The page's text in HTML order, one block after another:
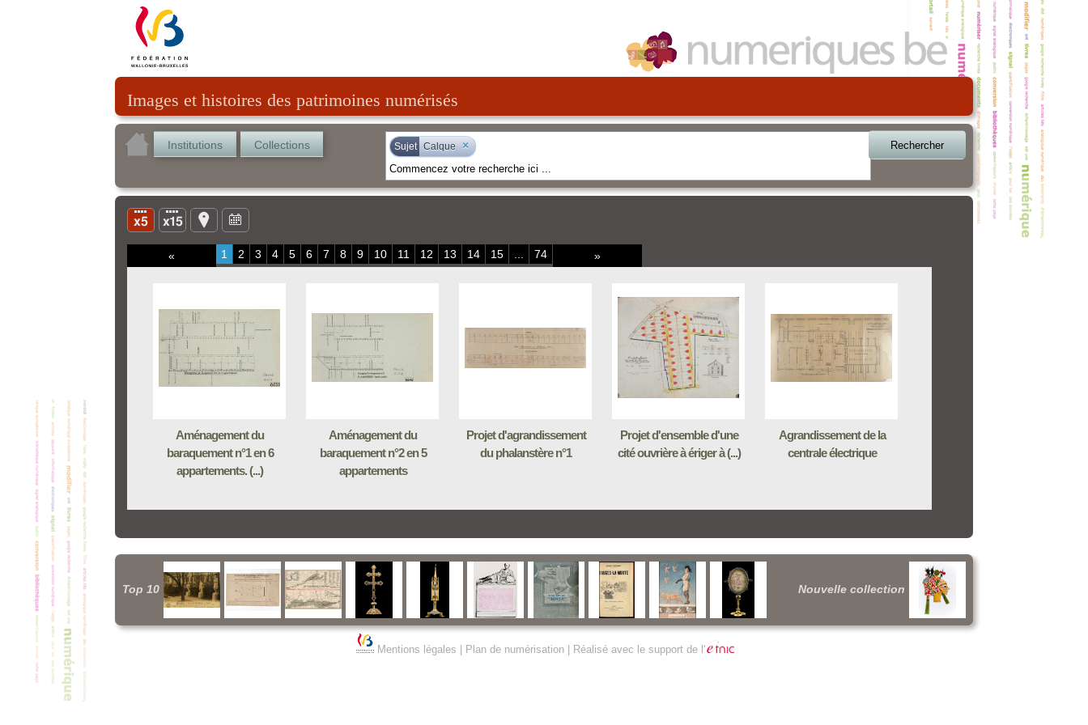
Images et histoires des patrimoines numérisés
Institutions Collections Sujet Calque × Rechercher
« 1 2 3 4 5 6 7 8 9 10 11 12 13 14 15 74 »
Aménagement du
baraquement n°1 en 6
appartements. (...)
Aménagement du
baraquement n°2 en 5
appartements
Projet d'agrandissement
du phalanstère n°1
Projet d'ensemble d'une
cité ouvrière à ériger à (...)
Agrandissement de la
centrale électrique
Top 10 Nouvelle collection
Mentions légales Plan de numérisation| Réalisé avec le support de l'